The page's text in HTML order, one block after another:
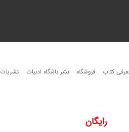
کتاب فروشگاه نشر باشگاه ادبیات نشریات
رایگان